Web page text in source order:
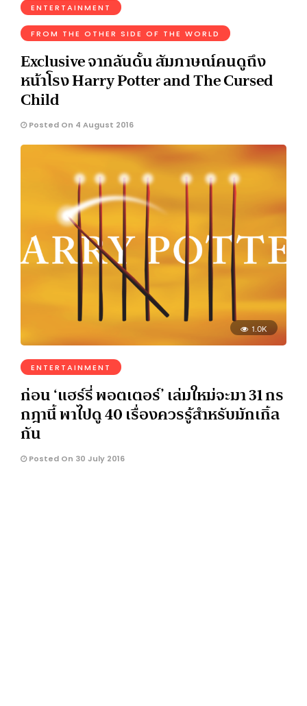
ENTERTAINMENT
FROM THE OTHER SIDE OF THE WORLD
Exclusive จากลันดั้น สัมภาษณ์คนดูถึง
หน้าโรง Harry Potter and The Cursed
Child
Posted On 4 August 2016
1.0K
ENTERTAINMENT
ก่อน ‘แฮร์รี่ พอตเตอร์’ เล่มใหม่จะมา 31 กร
กฎานี้ พาไปดู 40 เรื่องควรรู้สำหรับมักเกิ้ล
กัน
Posted On 30 July 2016